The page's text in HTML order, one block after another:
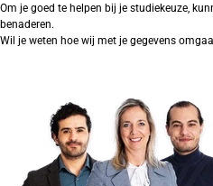
Om je goed te helpen bij je studiekeuze,
benaderen.
Wil je weten hoe wij met je gegevens